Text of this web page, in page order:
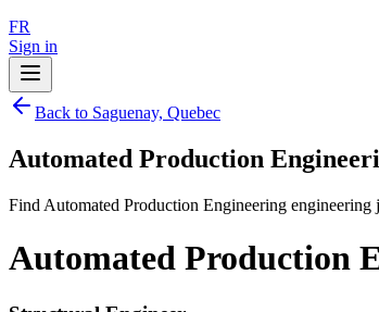
FR
Sign in
Back to Saguenay, Quebec
Automated Production
Find Automated Production Engineering engineering
Automated Production